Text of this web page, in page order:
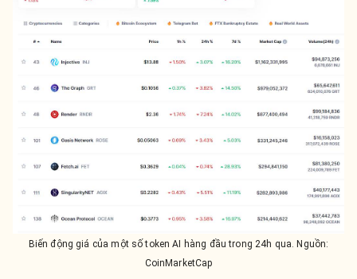
Biến động giá của một số token AI hàng đầu trong 24h qua. Nguồn:
CoinMarketCap